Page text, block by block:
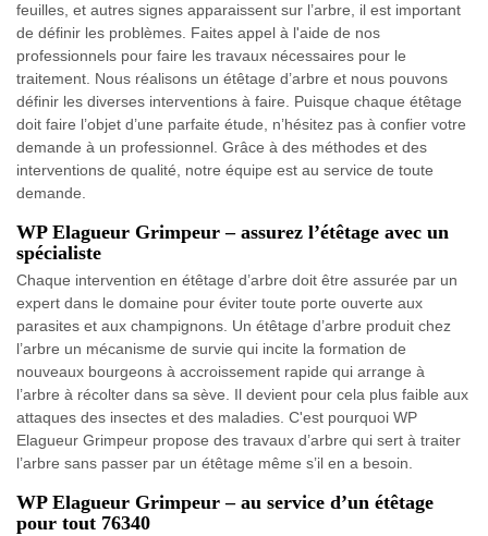
feuilles, et autres signes apparaissent sur l’arbre, il est important
de définir les problèmes. Faites appel à l'aide de nos
professionnels pour faire les travaux nécessaires pour le
traitement. Nous réalisons un étêtage d’arbre et nous pouvons
définir les diverses interventions à faire. Puisque chaque étêtage
doit faire l’objet d’une parfaite étude, n’hésitez pas à confier votre
demande à un professionnel. Grâce à des méthodes et des
interventions de qualité, notre équipe est au service de toute
demande.
WP Elagueur Grimpeur – assurez l’étêtage avec un
spécialiste
Chaque intervention en étêtage d’arbre doit être assurée par un
expert dans le domaine pour éviter toute porte ouverte aux
parasites et aux champignons. Un étêtage d’arbre produit chez
l’arbre un mécanisme de survie qui incite la formation de
nouveaux bourgeons à accroissement rapide qui arrange à
l’arbre à récolter dans sa sève. Il devient pour cela plus faible aux
attaques des insectes et des maladies. C'est pourquoi WP
Elagueur Grimpeur propose des travaux d’arbre qui sert à traiter
l’arbre sans passer par un étêtage même s’il en a besoin.
WP Elagueur Grimpeur – au service d’un étêtage
pour tout 76340